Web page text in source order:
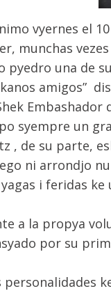
vyernes el
munchas
pyedro una de
amigos”
syempre un
, de su parte,
ni arrondjo
i feridas
a la propya
por su